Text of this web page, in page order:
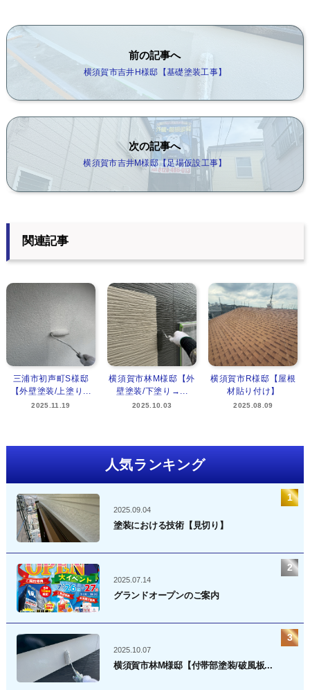
前の記事へ
横須賀市吉井H様邸【基礎塗装工事】
次の記事へ
横須賀市吉井M様邸【足場仮設工事】
関連記事
三浦市初声町S様邸
【外壁塗装/上塗り...
2025.11.19
横須賀市林M様邸【外
壁塗装/下塗り→...
2025.10.03
横須賀市R様邸【屋根
材貼り付け】
2025.08.09
人気ランキング
2025.09.04
塗装における技術【見切り】
2025.07.14
グランドオープンのご案内
2025.10.07
横須賀市林M様邸【付帯部塗装/破風板...